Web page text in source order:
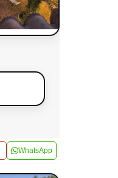
WhatsApp